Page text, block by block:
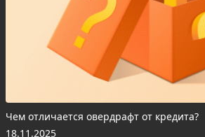
Чем отличается овердрафт от кредита?
18.11.2025